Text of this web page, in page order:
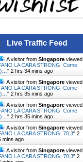
Live Traffic Feed
A visitor from Singapore viewed
LA CARA STRONG: Come
" 2 hrs 34 mins ago
A visitor from Singapore viewed
LA CARA STRONG: Come
" 2 hrs 35 mins ago
A visitor from Singapore viewed
LA CARA STRONG: Come
" 2 hrs 35 mins ago
A visitor from Singapore viewed
LA CARA STRONG: 70.3" 2
mins ago
A visitor from Singapore viewed
LA CARA STRONG: 70.3" 2